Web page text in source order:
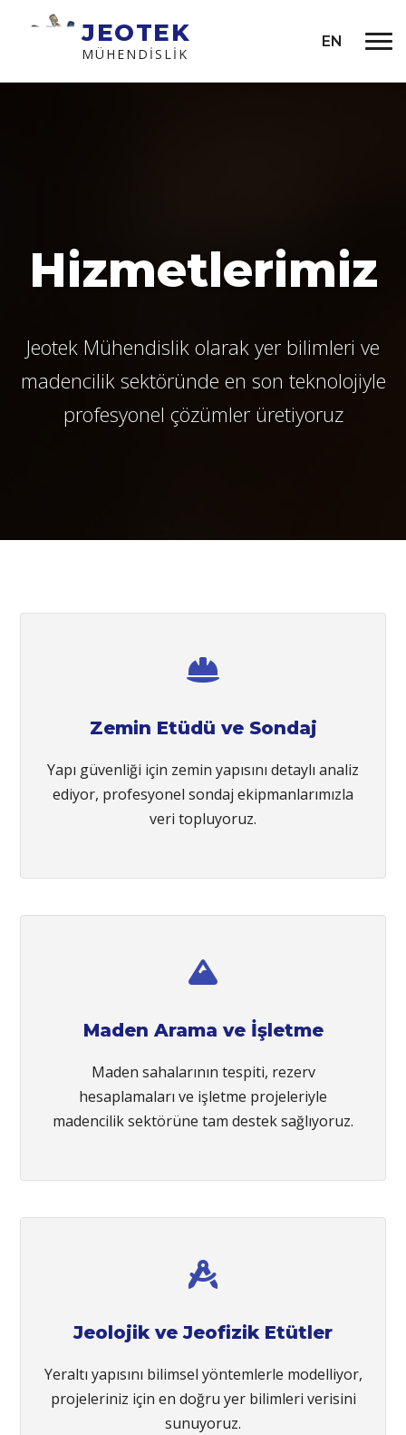
JEOTEK
MÜHENDISLIK
EN
Hizmetlerimiz
Jeotek Mühendislik olarak yer bilimleri ve
madencilik sektöründe en son teknolojiyle
profesyonel çözümler üretiyoruz
Zemin Etüdü ve Sondaj
Yapı güvenliği için zemin yapısını detaylı analiz
ediyor, profesyonel sondaj ekipmanlarımızla
veri topluyoruz.
Maden Arama ve İşletme
Maden sahalarının tespiti, rezerv
hesaplamaları ve işletme projeleriyle
madencilik sektörüne tam destek sağlıyoruz.
Jeolojik ve Jeofizik Etütler
Yeraltı yapısını bilimsel yöntemlerle modelliyor,
projeleriniz için en doğru yer bilimleri verisini
sunuyoruz.